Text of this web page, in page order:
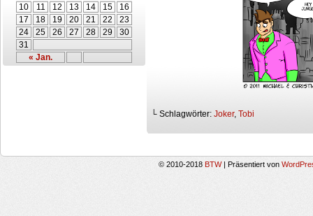
« Jan.
10
11 12 13 14 15
16
17
18 19 20 21 22
23
24
25 26 27 28 29
30
31
└ Schlagwörter: Joker, Tobi
© 2010-2018 BTW | Präsentiert von